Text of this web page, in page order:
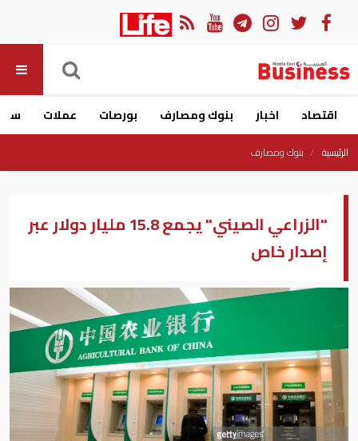
اقتصاد اخبار بنوك ومصارف بورصات عملات
الرئيسية بنوك ومصارف
"الزراعي الصيني" يجمع 15.8 مليار دولار عبر
إصدار خاص